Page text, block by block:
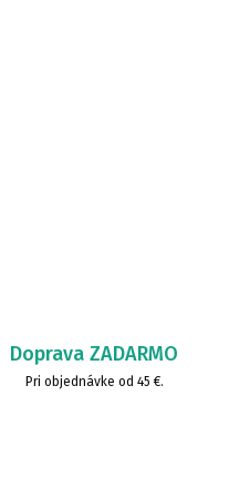
Doprava ZADARMO
Pri objednávke od 45 €.